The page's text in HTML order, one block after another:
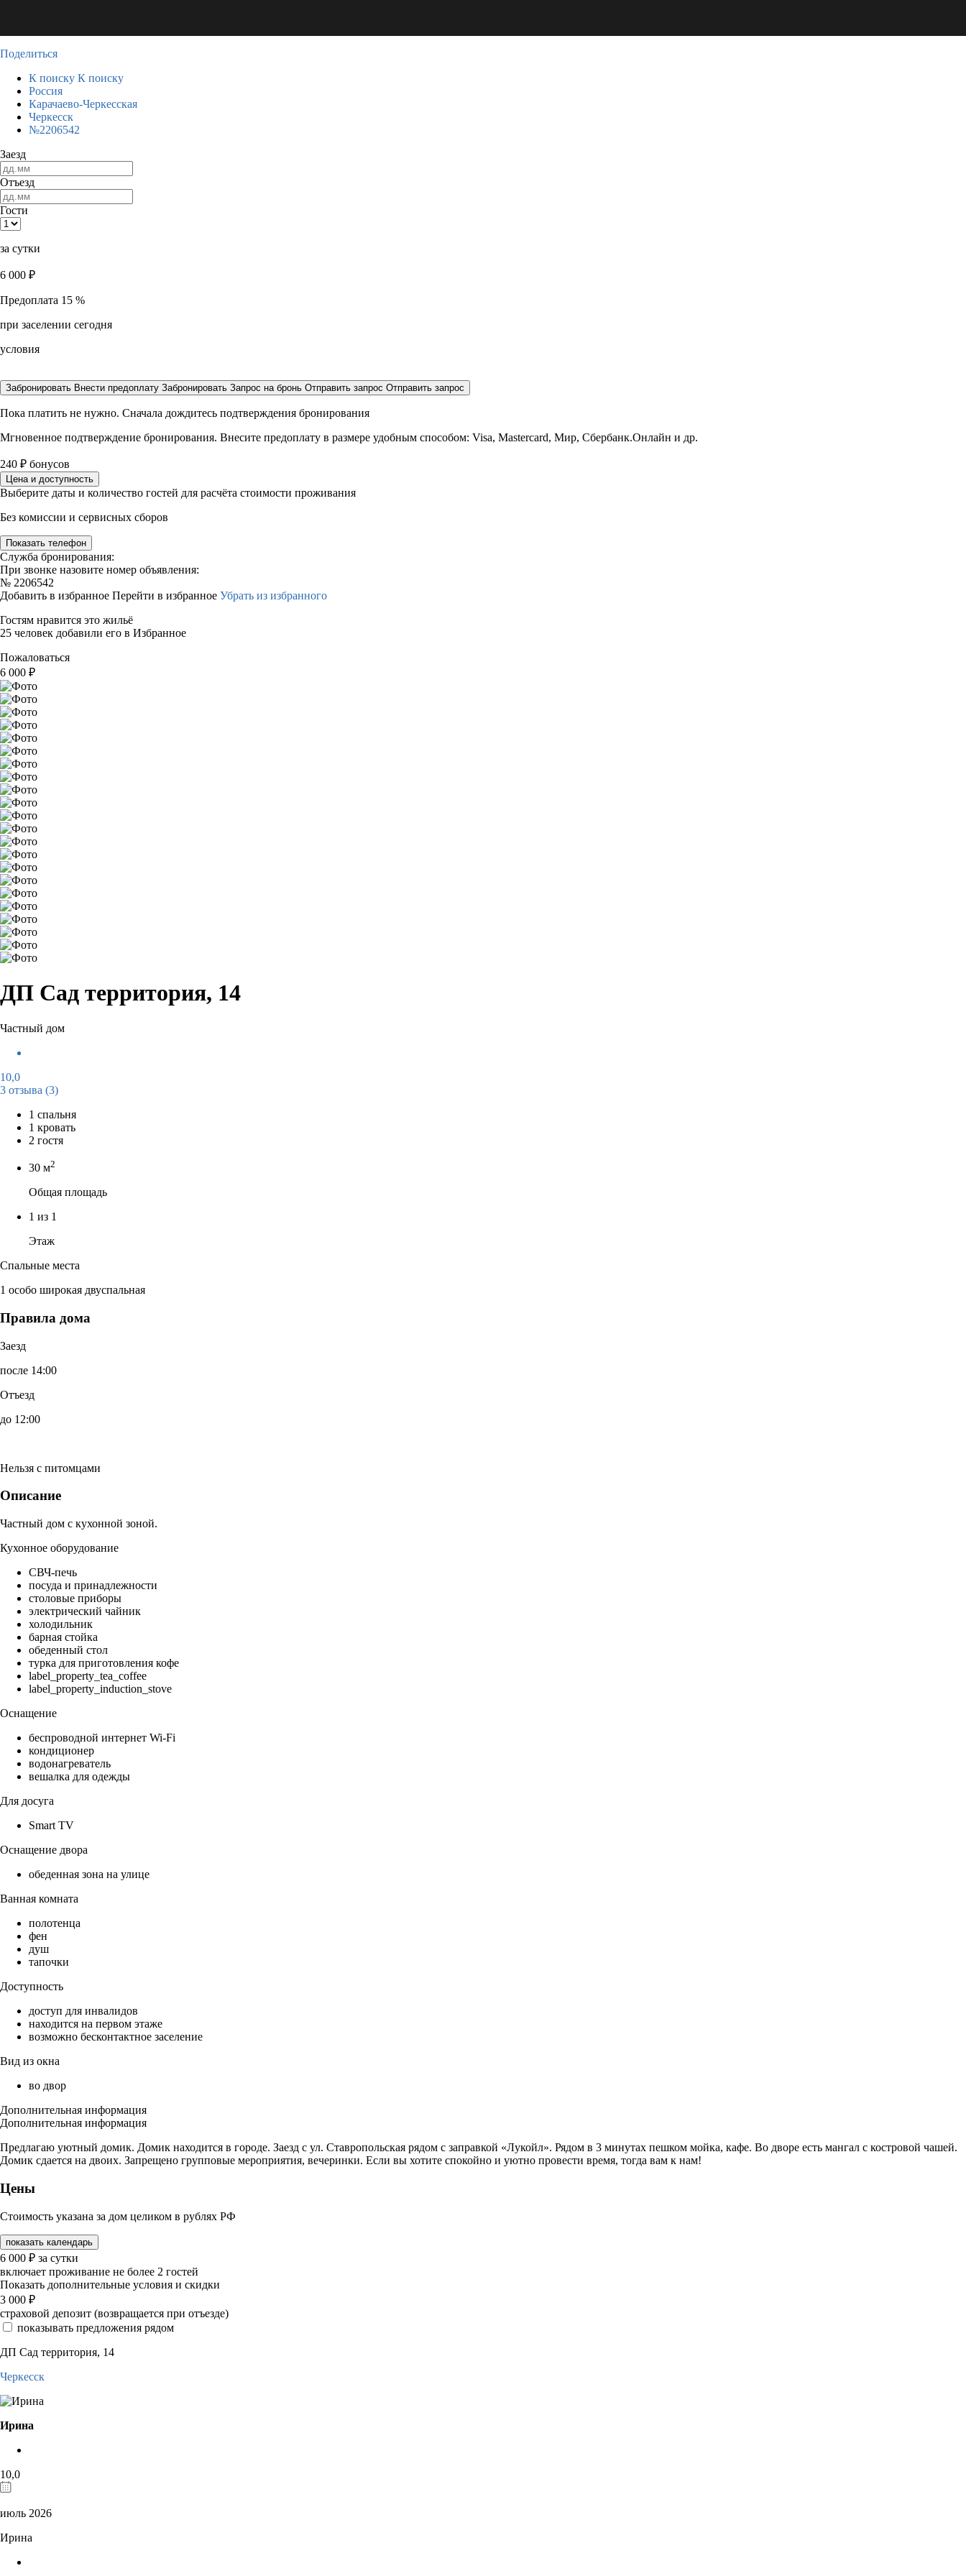
Поделиться
К поиску К поиску
Россия
Карачаево-Черкесская
Черкесск
№2206542
Заезд
Отъезд
Гости
за сутки
6 000 ₽
Предоплата 15 %
при заселении сегодня
условия
Забронировать Внести предоплату Забронировать Запрос на бронь Отправить запрос Отправить запрос
Пока платить не нужно. Сначала дождитесь подтверждения бронирования
Мгновенное подтверждение бронирования. Внесите предоплату в размере удобным способом: Visa, Mastercard, Мир, Сбербанк.Онлайн и др.
240 ₽ бонусов
Цена и доступность
Выберите даты и количество гостей для расчёта стоимости проживания
Без комиссии и сервисных сборов
Показать телефон
Служба бронирования:
При звонке назовите номер объявления:
№ 2206542
Добавить в избранное Перейти в избранное Убрать из избранного
Гостям нравится это жильё
25 человек добавили его в Избранное
Пожаловаться
6 000 ₽
ДП Сад территория, 14
Частный дом
10,0
3 отзыва (3)
1 спальня
1 кровать
2 гостя
30 м2
Общая площадь
1 из 1
Этаж
Спальные места
1 особо широкая двуспальная
Правила дома
Заезд
после 14:00
Отъезд
до 12:00
Нельзя с питомцами
Описание
Частный дом с кухонной зоной.
Кухонное оборудование
СВЧ-печь
посуда и принадлежности
столовые приборы
электрический чайник
холодильник
барная стойка
обеденный стол
турка для приготовления кофе
label_property_tea_coffee
label_property_induction_stove
Оснащение
беспроводной интернет Wi-Fi
кондиционер
водонагреватель
вешалка для одежды
Для досуга
Smart TV
Оснащение двора
обеденная зона на улице
Ванная комната
полотенца
фен
душ
тапочки
Доступность
доступ для инвалидов
находится на первом этаже
возможно бесконтактное заселение
Вид из окна
во двор
Дополнительная информация
Дополнительная информация
Предлагаю уютный домик. Домик находится в городе. Заезд с ул. Ставропольская рядом с заправкой «Лукойл». Рядом в 3 минутах пешком мойка, кафе. Во дворе есть мангал с костровой чашей.
Домик сдается на двоих. Запрещено групповые мероприятия, вечеринки. Если вы хотите спокойно и уютно провести время, тогда вам к нам!
Цены
Стоимость указана за дом целиком в рублях РФ
показать календарь
6 000 ₽ за сутки
включает проживание не более 2 гостей
Показать дополнительные условия и скидки
3 000 ₽
страховой депозит (возвращается при отъезде)
показывать предложения рядом
ДП Сад территория, 14
Черкесск
Ирина
10,0
июль 2026
Ирина